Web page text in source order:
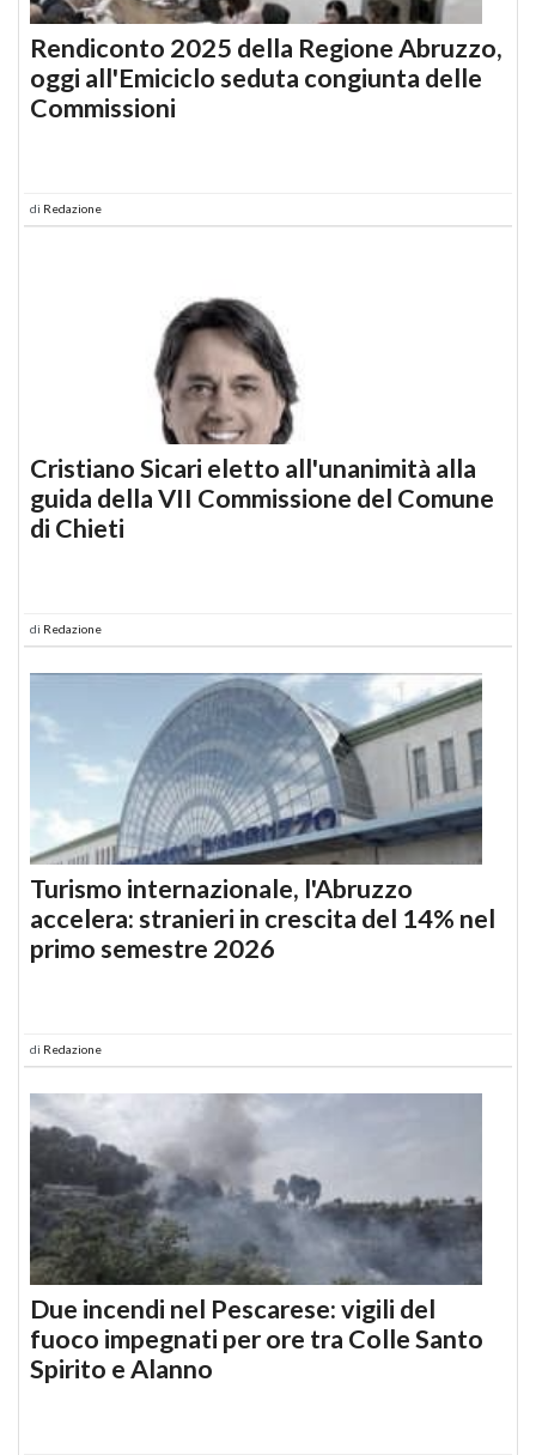
Rendiconto 2025 della Regione Abruzzo,
oggi all'Emiciclo seduta congiunta delle
Commissioni
di Redazione
Cristiano Sicari eletto all'unanimità alla
guida della VII Commissione del Comune
di Chieti
di Redazione
Turismo internazionale, l'Abruzzo
accelera: stranieri in crescita del 14% nel
primo semestre 2026
di Redazione
Due incendi nel Pescarese: vigili del
fuoco impegnati per ore tra Colle Santo
Spirito e Alanno